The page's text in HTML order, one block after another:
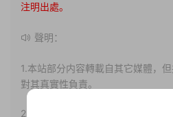
注明出處。
聲明：
1.本站部分内容轉載自其它媒體，
對其真實性負責。
2.若您需要商業運營或用于其他商